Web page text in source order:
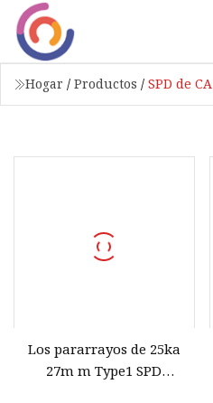
Hogar / Productos / SPD de CA
Los pararrayos de 25ka
27m m Type1 SPD